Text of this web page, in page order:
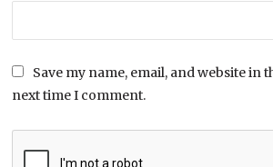
Save my name, email, and website in
next time I comment.